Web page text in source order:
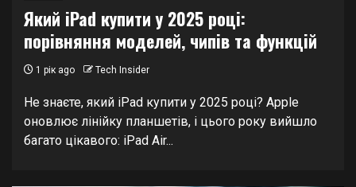
Який iPad купити у 2025 році:
порівняння моделей, чипів та функцій
1 рік ago Tech Insider
Не знаєте, який iPad купити у 2025 році? Apple
оновлює лінійку планшетів, і цього року вийшло
багато цікавого: iPad Air...